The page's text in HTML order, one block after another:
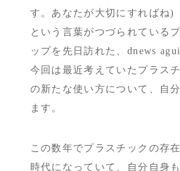
す。あなたが大切にすればね)
という言葉がつづられている
ップを先日訪れた、dnews
今回は最近考えていたプラス
の新たな使い方について、自
ます。
この数年でプラスチックの存
時代になっていて、自分自身